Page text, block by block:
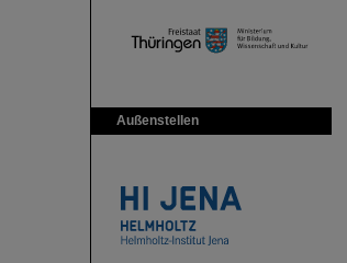
Außenstellen